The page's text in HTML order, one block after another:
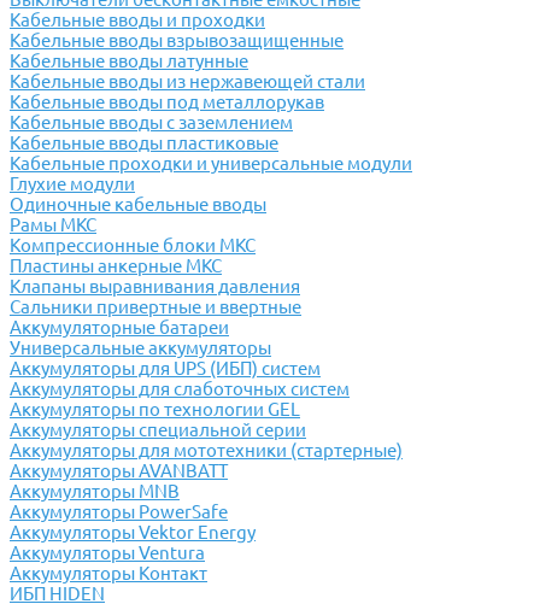
Кабельные вводы и проходки
Кабельные вводы взрывозащищенные
Кабельные вводы латунные
Кабельные вводы из нержавеющей стали
Кабельные вводы под металлорукав
Кабельные вводы с заземлением
Кабельные вводы пластиковые
Кабельные проходки и универсальные модули
Глухие модули
Одиночные кабельные вводы
Рамы МКС
Компрессионные блоки МКС
Пластины анкерные МКС
Клапаны выравнивания давления
Сальники привертные и ввертные
Аккумуляторные батареи
Универсальные аккумуляторы
Аккумуляторы для UPS (ИБП) систем
Аккумуляторы для слаботочных систем
Аккумуляторы по технологии GEL
Аккумуляторы специальной серии
Аккумуляторы для мототехники (стартерные)
Аккумуляторы AVANBATT
Аккумуляторы MNB
Аккумуляторы PowerSafe
Аккумуляторы Vektor Energy
Аккумуляторы Ventura
Аккумуляторы Контакт
ИБП HIDEN